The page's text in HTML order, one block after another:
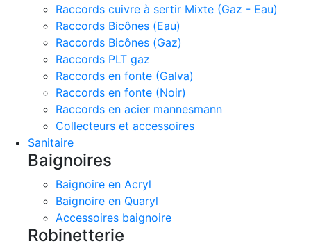
Raccords cuivre à sertir Mixte (Gaz - Eau)
Raccords Bicônes (Eau)
Raccords Bicônes (Gaz)
Raccords PLT gaz
Raccords en fonte (Galva)
Raccords en fonte (Noir)
Raccords en acier mannesmann
Collecteurs et accessoires
Sanitaire
Baignoires
Baignoire en Acryl
Baignoire en Quaryl
Accessoires baignoire
Robinetterie